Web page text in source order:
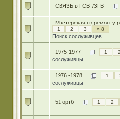
СВЯЗЬ в ГСВГ/ЗГВ
Мастерская по ремонту
1 2 3 » 8
Поиск сослуживцев
1975-1977 1 2
сослуживцы
1976 -1978 1
сослуживцы
51 ортб 1 2